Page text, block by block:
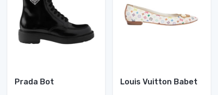
Prada Bot Louis Vuitton Babet